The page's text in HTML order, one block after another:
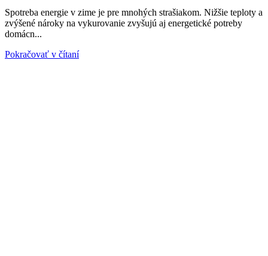
Spotreba energie v zime je pre mnohých strašiakom. Nižšie teploty a
zvýšené nároky na vykurovanie zvyšujú aj energetické potreby
domácn...
Pokračovať v čítaní